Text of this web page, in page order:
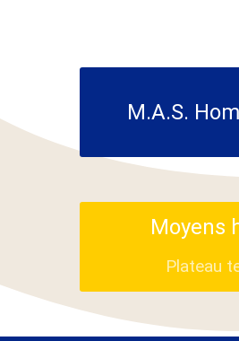
M.A.S.
Moyens
Plateau